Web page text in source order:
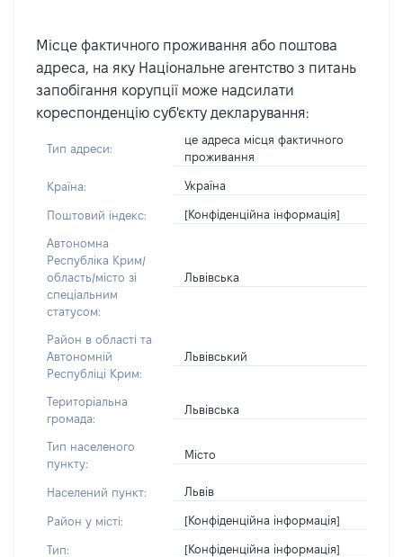
Місце фактичного проживання або поштова
адреса, на яку Національне агентство з питань
запобігання корупції може надсилати
кореспонденцію суб'єкту декларування:
Тип адреси:
це адреса місця фактичного
проживання
Країна: Україна
Поштовий індекс: [Конфіденційна інформація]
Автономна
Республіка Крим/
область/місто зі
спеціальним
статусом:
Львівська
Район в області та
Автономній
Республіці Крим:
Львівський
Територіальна
громада:
Львівська
Тип населеного
пункту:
Місто
Населений пункт: Львів
Район у місті: [Конфіденційна інформація]
Тип: [Конфіденційна інформація]